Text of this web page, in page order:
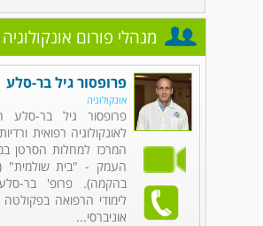
מנהלי פורום אונקולוגיה
פרופסור גיל בר-סלע
אונקולוגיה
פרופסור גיל בר-סלע
לאונקולוגיה רפואית
המרכז למחלות הסרטן
העמק - "בית שולמית"
בהקמה). פרופ' בר-
לימודי הרפואה
אוניברסי...